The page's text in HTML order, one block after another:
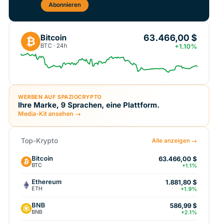
Abonnieren
₿ Bitcoin
BTC · 24h
63.466,00 $
+1.10%
WERBEN AUF SPAZIOCRYPTO
Ihre Marke, 9 Sprachen, eine Plattform.
Media-Kit ansehen →
Top-Krypto Alle anzeigen →
Bitcoin
BTC
63.466,00 $
+1.1%
Ethereum
ETH
1.881,80 $
+1.9%
BNB
BNB
586,99 $
+2.1%